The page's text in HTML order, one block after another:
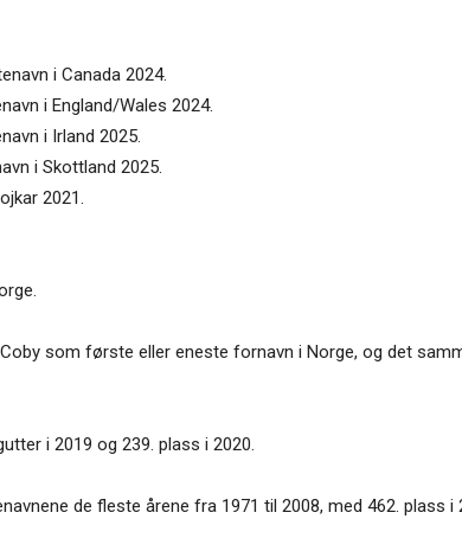
i Canada 2024.
i England/Wales 2024.
i Irland 2025.
i Skottland 2025.
2021.
som første eller eneste fornavn i Norge, og det
i 2019 og 239. plass i 2020.
de fleste årene fra 1971 til 2008, med 462. plass